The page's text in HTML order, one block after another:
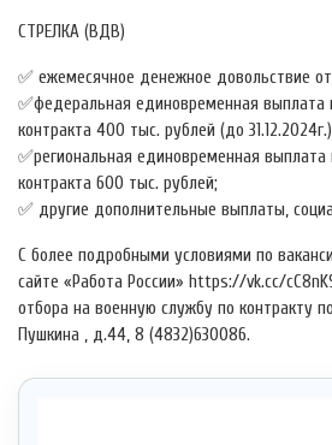
СТРЕЛКА (ВДВ)
✅ ежемесячное денежное довольствие
✅федеральная единовременная выплата
контракта 400 тыс. рублей (до
✅региональная единовременная выплата
контракта 600 тыс. рублей;
✅ другие дополнительные выплаты,
С более подробными условиями по
сайте «Работа России» https://vk.cc/
отбора на военную службу по контракту
Пушкина , д.44, 8 (4832)630086.